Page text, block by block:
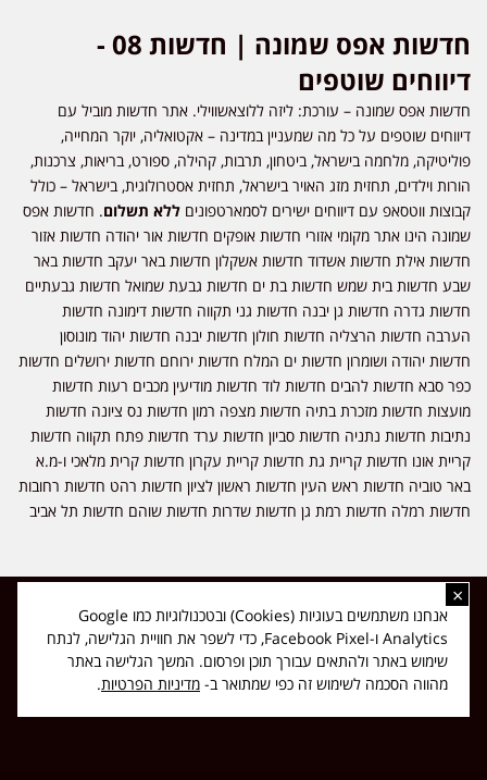
חדשות אפס שמונה | חדשות 08 -
דיווחים שוטפים
חדשות אפס שמונה – עורכת: ליזה ללוצאשווילי. אתר חדשות מוביל עם
דיווחים שוטפים על כל מה שמעניין במדינה – אקטואליה, יוקר המחייה,
פוליטיקה, מלחמה בישראל, ביטחון, תרבות, קהילה, ספורט, בריאות, צרכנות,
הורות וילדים, תחזית מזג האויר בישראל, תחזית אסטרולוגית, בישראל – כולל
קבוצות ווטסאפ עם דיווחים ישירים לסמארטפונים ללא תשלום. חדשות אפס
שמונה הינו אתר מקומי אזורי חדשות אופקים חדשות אור יהודה חדשות אזור
חדשות אילת חדשות אשדוד חדשות אשקלון חדשות באר יעקב חדשות באר
שבע חדשות בית שמש חדשות בת ים חדשות גבעת שמואל חדשות גבעתיים
חדשות גדרה חדשות גן יבנה חדשות גני תקווה חדשות דימונה חדשות
הערבה חדשות הרצליה חדשות חולון חדשות יבנה חדשות יהוד מונוסון
חדשות יהודה ושומרון חדשות ים המלח חדשות ירוחם חדשות ירושלים חדשות
כפר סבא חדשות להבים חדשות לוד חדשות מודיעין מכבים רעות חדשות
מועצות חדשות מזכרת בתיה חדשות מצפה רמון חדשות נס ציונה חדשות
נתיבות חדשות נתניה חדשות סביון חדשות ערד חדשות פתח תקווה חדשות
קריית אונו חדשות קריית גת חדשות קריית עקרון חדשות קרית מלאכי ו-מ.א
באר טוביה חדשות ראש העין חדשות ראשון לציון חדשות רהט חדשות רחובות
חדשות רמלה חדשות רמת גן חדשות שדרות חדשות שוהם חדשות תל אביב
כל הזכויות שמורות ל-ליזה ללוצאשווילי - חדשות אפס שמונה - דיווחים בזמן
אמת, נוסד בשנת 2019 | טל' לפרסומים 054-9759222 מייל מערכת
news08.net@gmail.com
Made with ❤ byDIGITA
×
אנחנו משתמשים בעוגיות (Cookies) ובטכנולוגיות כמו Google
Analytics ו-Facebook Pixel, כדי לשפר את חוויית הגלישה, לנתח
שימוש באתר ולהתאים עבורך תוכן ופרסום. המשך הגלישה באתר
מהווה הסכמה לשימוש זה כפי שמתואר ב- מדיניות הפרטיות.